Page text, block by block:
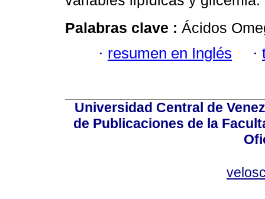
Palabras clave : Ácidos
· resumen en Inglés ·
Universidad Central de
de Publicaciones de la